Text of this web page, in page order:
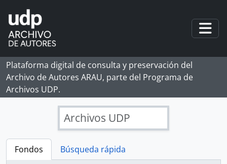
Skip to main content
Plataforma digital de consulta y preservación del
Archivo de Autores ARAU, parte del Programa de
Archivos UDP.
Archivos UDP
Fondos
Búsqueda rápida